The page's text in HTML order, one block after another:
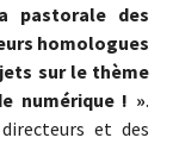
pastorale des
homologues
sur le thème
numérique ! ».
et des